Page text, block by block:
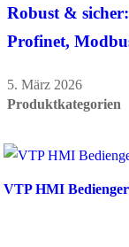
Robust &
Profinet,
5. März 2026
Produktkategorien
VTP HMI